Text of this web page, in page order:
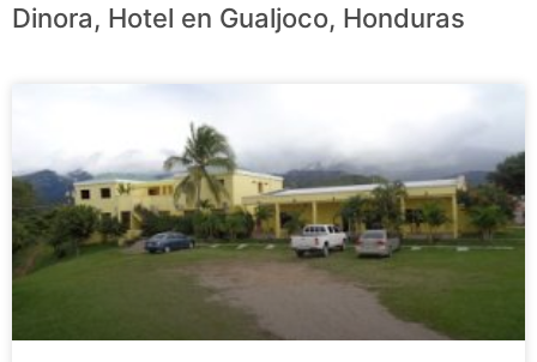
Dinora, Hotel en Gualjoco, Honduras